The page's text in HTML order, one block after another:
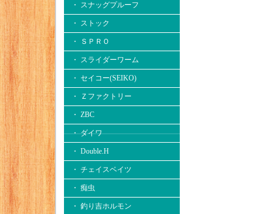
・ スナッグプルーフ
・ ストック
・ ＳＰＲＯ
・ スライダーワーム
・ セイコー(SEIKO)
・ Ｚファクトリー
・ ZBC
・ ダイワ
・ Double.H
・ チェイスベイツ
・ 痴虫
・ 釣り吉ホルモン